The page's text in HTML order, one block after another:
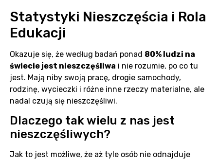
Statystyki Nieszczęścia i Rola
Edukacji
Okazuje się, że według badań ponad 80% ludzi na
świecie jest nieszczęśliwa i nie rozumie, po co tu
jest. Mają niby swoją pracę, drogie samochody,
rodzinę, wycieczki i różne inne rzeczy materialne, ale
nadal czują się nieszczęśliwi.
Dlaczego tak wielu z nas jest
nieszczęśliwych?
Jak to jest możliwe, że aż tyle osób nie odnajduje